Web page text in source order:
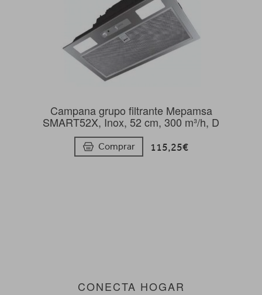
Campana grupo filtrante Mepamsa
SMART52X, Inox, 52 cm, 300 m³/h, D
Comprar 115,25€
CONECTA HOGAR